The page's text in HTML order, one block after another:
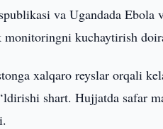
va Ugandada
monitoringni kuchaytirish
xalqaro reyslar orqali
shart. Hujjatda safar